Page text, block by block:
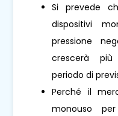
Si prevede
dispositivi
pressione
crescerà
periodo di
Perché il
monouso